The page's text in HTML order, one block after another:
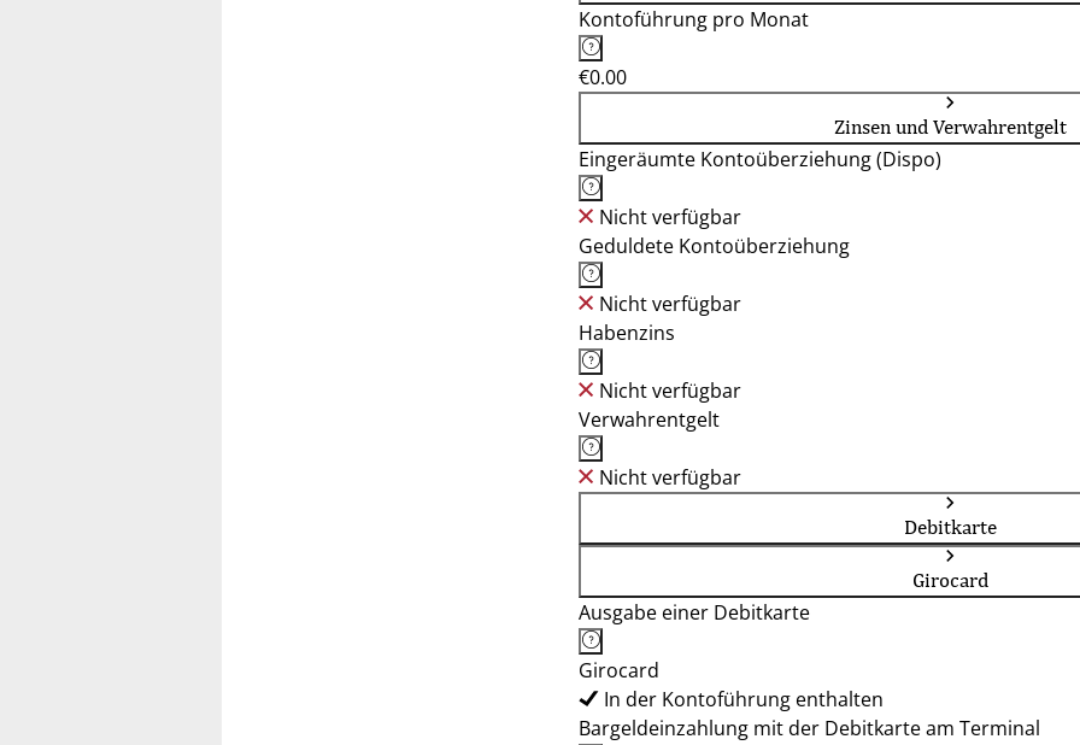
Kontoführung pro Monat
€0.00
Zinsen und Verwahrentgelt
Eingeräumte Kontoüberziehung (Dispo)
Nicht verfügbar
Geduldete Kontoüberziehung
Nicht verfügbar
Habenzins
Nicht verfügbar
Verwahrentgelt
Nicht verfügbar
Debitkarte
Girocard
Ausgabe einer Debitkarte
Girocard
In der Kontoführung enthalten
Bargeldeinzahlung mit der Debitkarte am Terminal